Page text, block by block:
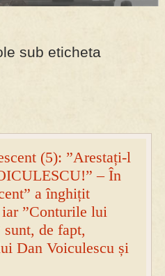
în costume, cu gulere albe
sub eticheta
(5): ”Arestați-l
– În
a înghițit
iar ”Conturile lui
sunt, de fapt,
Dan Voiculescu și